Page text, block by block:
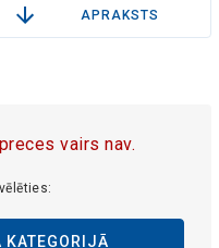
APRAKSTS
vairs nav.
KATEGORIJĀ